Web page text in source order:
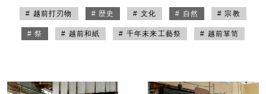
# 越前打刃物 # 歴史 # 文化 # 自然 # 宗教
# 祭 # 越前和紙 # 千年未来工藝祭 # 越前箪笥